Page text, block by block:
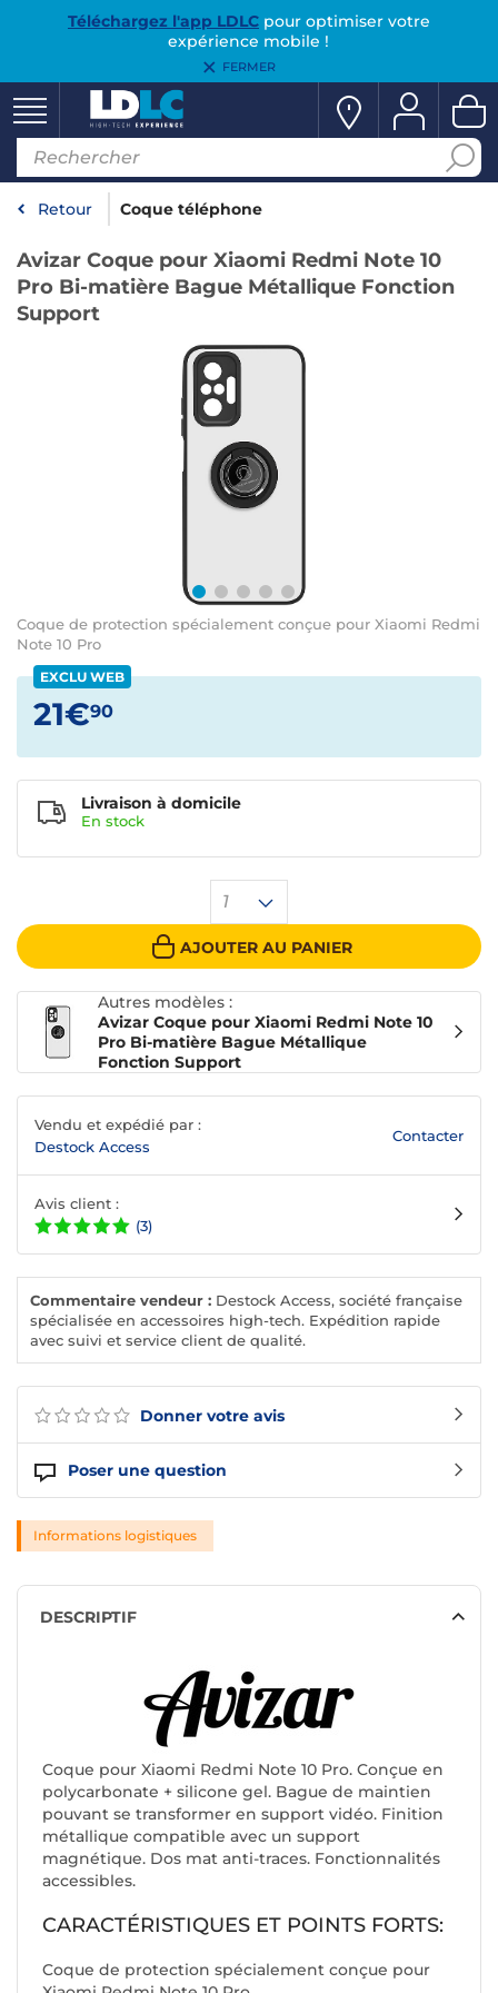
Téléchargez l'app LDLCpour optimiser votre
expérience mobile !
FERMER
Retour Coque téléphone
Avizar Coque pour Xiaomi Redmi Note 10
Pro Bi-matière Bague Métallique Fonction
Support
Coque de protection spécialement conçue pour Xiaomi Redmi
Note 10 Pro
Donner votre avis
Poser une question
EXCLU WEB
21€90
1
AJOUTER AU PANIER
Livraison à domicile
En stock
Autres modèles :
Avizar Coque pour Xiaomi Redmi Note 10
Pro Bi-matière Bague Métallique
Fonction Support
Vendu et expédié par :
Destock Access
Contacter
Avis client :
(3)
Commentaire vendeur : Destock Access, société française
spécialisée en accessoires high-tech. Expédition rapide
avec suivi et service client de qualité.
Informations logistiques
DESCRIPTIF
Coque pour Xiaomi Redmi Note 10 Pro. Conçue en
polycarbonate + silicone gel. Bague de maintien
pouvant se transformer en support vidéo. Finition
métallique compatible avec un support
magnétique. Dos mat anti-traces. Fonctionnalités
accessibles.
CARACTÉRISTIQUES ET POINTS FORTS:
Coque de protection spécialement conçue pour